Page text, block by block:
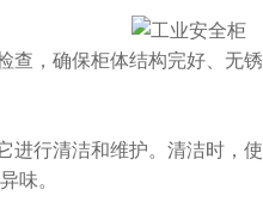
查，确保柜体结构完好、无
行清洁和维护。清洁时，
味。